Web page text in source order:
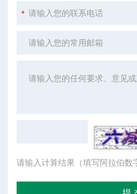
请输入计算结果（填写阿拉伯数